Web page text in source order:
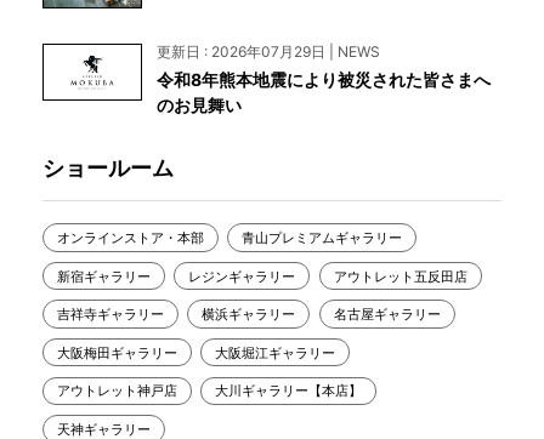
更新日 : 2026年07月29日 | NEWS
令和8年熊本地震により被災された皆さまへ
のお見舞い
ショールーム
オンラインストア・本部 青山プレミアムギャラリー
新宿ギャラリー レジンギャラリー アウトレット五反田店
吉祥寺ギャラリー 横浜ギャラリー 名古屋ギャラリー
大阪梅田ギャラリー 大阪堀江ギャラリー
アウトレット神戸店 大川ギャラリー【本店】
天神ギャラリー